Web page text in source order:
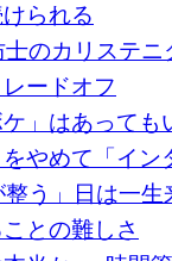
られる
士のカリステ
ードオフ
」はあって
やめて「イン
う」日は一
との難しさ